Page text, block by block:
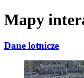
Mapy
Dane lotnicze